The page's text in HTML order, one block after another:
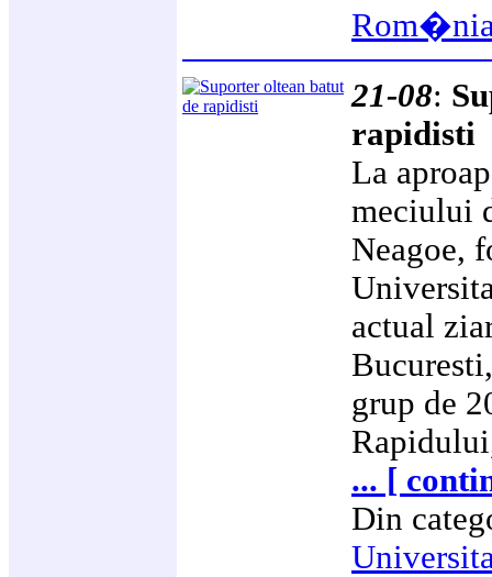
21-08:
rapidisti
La
meciului
Neagoe,
actual
grup de
... [
Din